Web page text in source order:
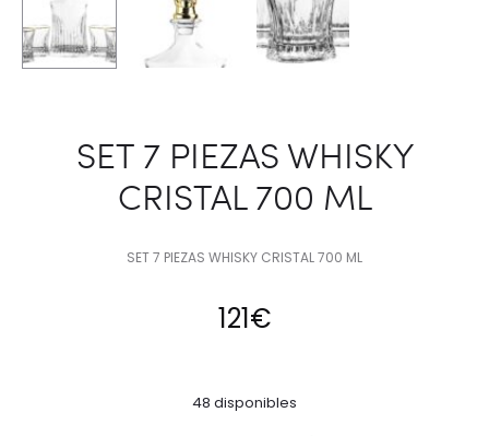
SET 7 PIEZAS WHISKY
CRISTAL 700 ML
SET 7 PIEZAS WHISKY CRISTAL 700 ML
121€
48 disponibles